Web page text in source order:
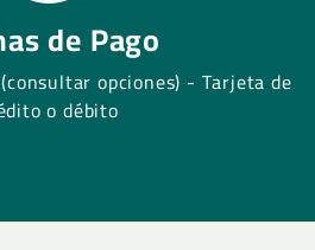
de Pago
opciones) - Tarjeta de
o débito